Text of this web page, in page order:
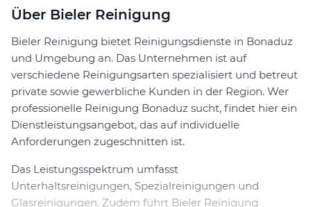
Über Bieler Reinigung
Bieler Reinigung bietet Reinigungsdienste in Bonaduz
und Umgebung an. Das Unternehmen ist auf
verschiedene Reinigungsarten spezialisiert und betreut
private sowie gewerbliche Kunden in der Region. Wer
professionelle Reinigung Bonaduz sucht, findet hier ein
Dienstleistungsangebot, das auf individuelle
Anforderungen zugeschnitten ist.
Das Leistungsspektrum umfasst
Unterhaltsreinigungen, Spezialreinigungen und
Glasreinigungen. Zudem führt Bieler Reinigung